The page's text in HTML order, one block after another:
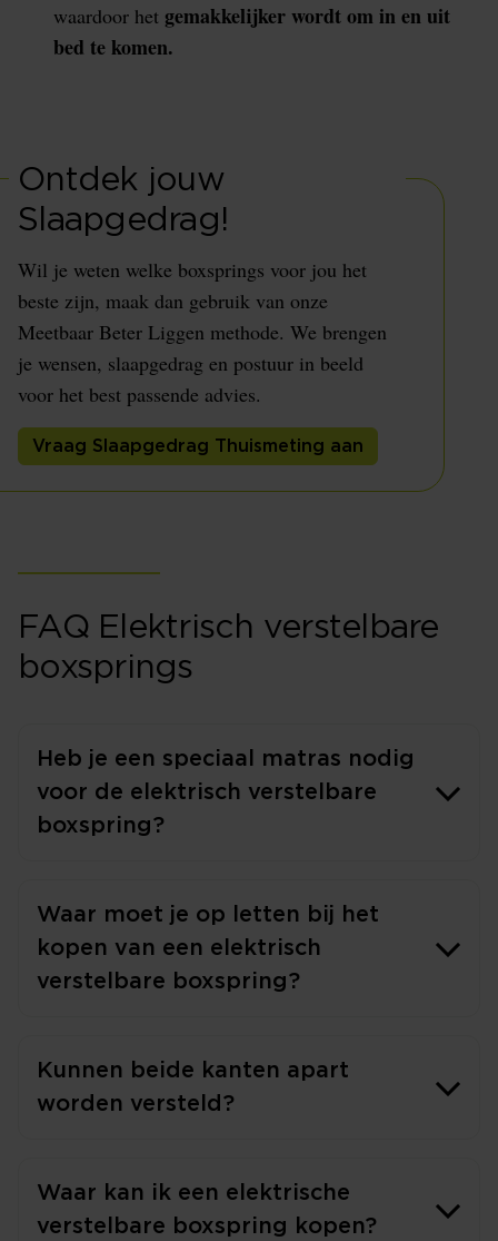
waardoor het gemakkelijker wordt om in en uit
bed te komen.
Ontdek jouw
Slaapgedrag!
Wil je weten welke boxsprings voor jou het
beste zijn, maak dan gebruik van onze
Meetbaar Beter Liggen methode. We brengen
je wensen, slaapgedrag en postuur in beeld
voor het best passende advies.
Vraag Slaapgedrag Thuismeting aan
FAQ Elektrisch verstelbare
boxsprings
Heb je een speciaal matras nodig
voor de elektrisch verstelbare
boxspring?
Waar moet je op letten bij het
kopen van een elektrisch
verstelbare boxspring?
Kunnen beide kanten apart
worden versteld?
Waar kan ik een elektrische
verstelbare boxspring kopen?